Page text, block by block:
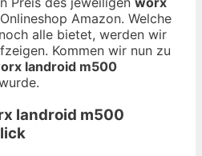
Amazon. Welche
alle bietet, werden wir
Kommen wir nun zu
landroid m500
landroid m500